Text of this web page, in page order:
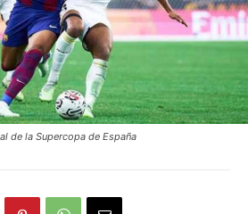
de la Supercopa de España